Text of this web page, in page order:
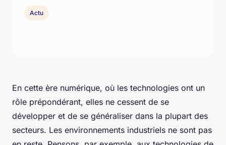
En cette ère numérique, où les technologies ont un
rôle prépondérant, elles ne cessent de se
développer et de se généraliser dans la plupart des
secteurs. Les environnements industriels ne sont pas
Actu